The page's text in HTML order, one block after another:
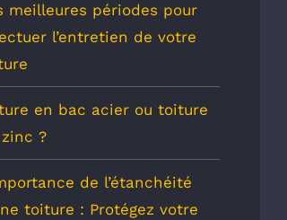
meilleures périodes pour
l’entretien de votre
en bac acier ou toiture
?
de l’étanchéité
toiture : Protégez votre